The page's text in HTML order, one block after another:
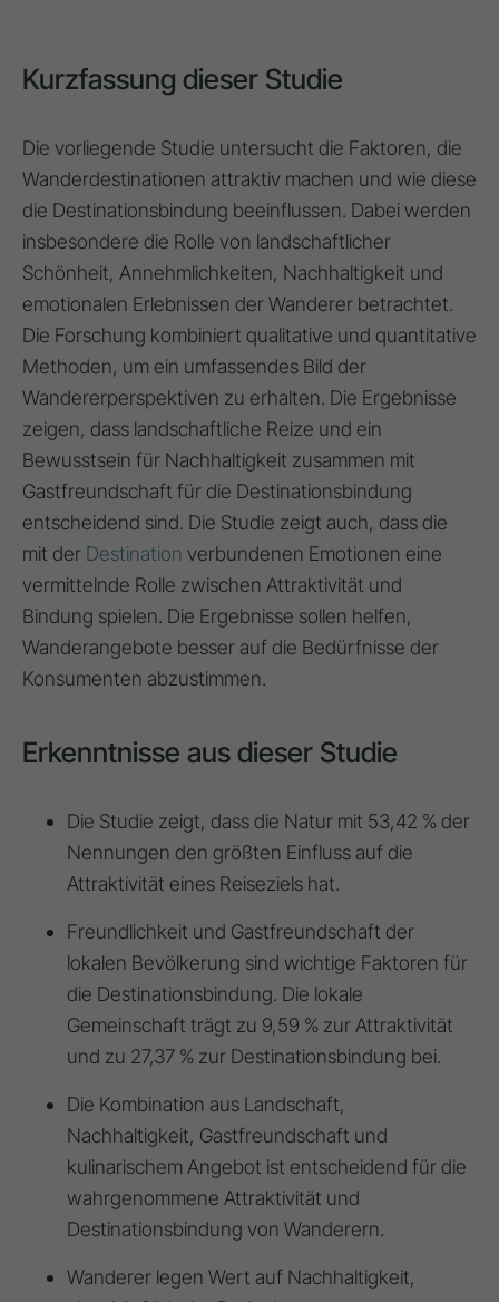
Kurzfassung dieser Studie
Die vorliegende Studie untersucht die Faktoren, die
Wanderdestinationen attraktiv machen und wie diese
die Destinationsbindung beeinflussen. Dabei werden
insbesondere die Rolle von landschaftlicher
Schönheit, Annehmlichkeiten, Nachhaltigkeit und
emotionalen Erlebnissen der Wanderer betrachtet.
Die Forschung kombiniert qualitative und quantitative
Methoden, um ein umfassendes Bild der
Wandererperspektiven zu erhalten. Die Ergebnisse
zeigen, dass landschaftliche Reize und ein
Bewusstsein für Nachhaltigkeit zusammen mit
Gastfreundschaft für die Destinationsbindung
entscheidend sind. Die Studie zeigt auch, dass die
mit der Destination verbundenen Emotionen eine
vermittelnde Rolle zwischen Attraktivität und
Bindung spielen. Die Ergebnisse sollen helfen,
Wanderangebote besser auf die Bedürfnisse der
Konsumenten abzustimmen.
Erkenntnisse aus dieser Studie
Die Studie zeigt, dass die Natur mit 53,42 % der
Nennungen den größten Einfluss auf die
Attraktivität eines Reiseziels hat.
Freundlichkeit und Gastfreundschaft der
lokalen Bevölkerung sind wichtige Faktoren für
die Destinationsbindung. Die lokale
Gemeinschaft trägt zu 9,59 % zur Attraktivität
und zu 27,37 % zur Destinationsbindung bei.
Die Kombination aus Landschaft,
Nachhaltigkeit, Gastfreundschaft und
kulinarischem Angebot ist entscheidend für die
wahrgenommene Attraktivität und
Destinationsbindung von Wanderern.
Wanderer legen Wert auf Nachhaltigkeit,